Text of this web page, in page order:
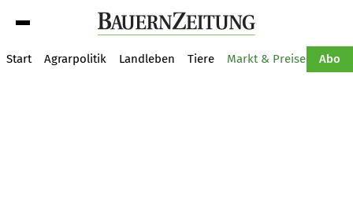
Start Agrarpolitik Landleben Tiere Markt & Preise Abo